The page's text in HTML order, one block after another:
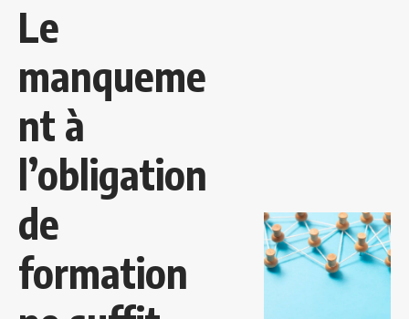
Le
manqueme
nt à
l’obligation
de
formation